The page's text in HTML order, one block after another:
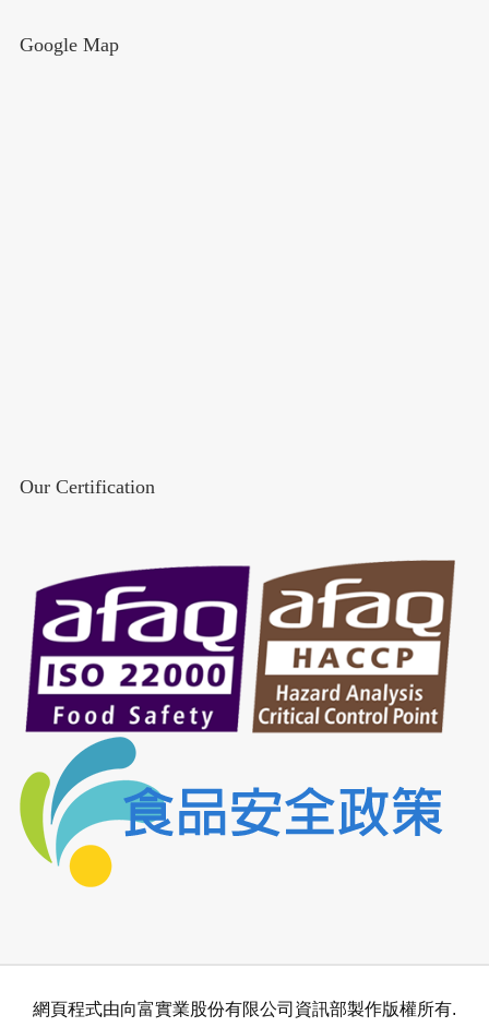
Google Map
Our Certification
網頁程式由向富實業股份有限公司資訊部製作版權所有.